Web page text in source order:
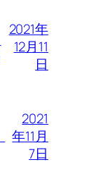
2021年
12月11
日
2021
年11月
7日